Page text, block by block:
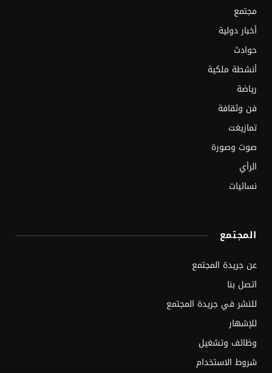
مجتمع
أخبار دولية
حوادث
أنشطة ملكية
رياضة
فن وثقافة
تمازيغت
صوت وصورة
الرأي
نسائيات
المجتمع
عن جريدة المجتمع
اتصل بنا
للنشر في جريدة المجتمع
للإشهار
وظائف وتشغيل
شروط الاستخدام